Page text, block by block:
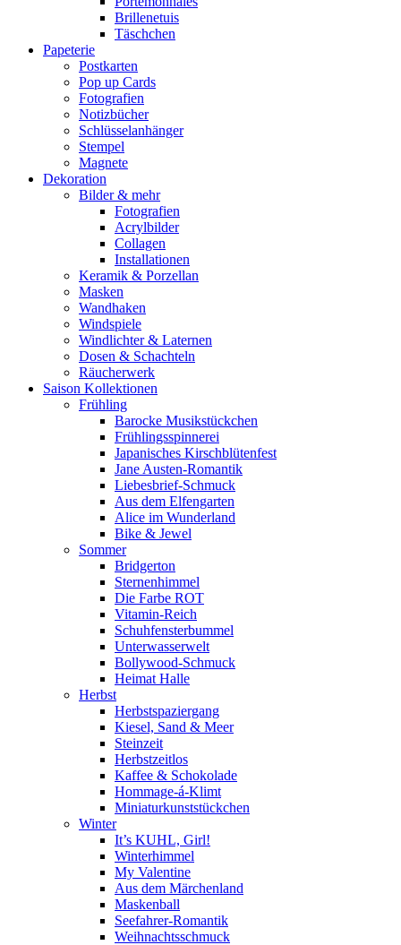
Brillenetuis
Täschchen
Papeterie
Postkarten
Pop up Cards
Fotografien
Notizbücher
Schlüsselanhänger
Stempel
Magnete
Dekoration
Bilder & mehr
Fotografien
Acrylbilder
Collagen
Installationen
Keramik & Porzellan
Masken
Wandhaken
Windspiele
Windlichter & Laternen
Dosen & Schachteln
Räucherwerk
Saison Kollektionen
Frühling
Barocke Musikstückchen
Frühlingsspinnerei
Japanisches Kirschblütenfest
Jane Austen-Romantik
Liebesbrief-Schmuck
Aus dem Elfengarten
Alice im Wunderland
Bike & Jewel
Sommer
Bridgerton
Sternenhimmel
Die Farbe ROT
Vitamin-Reich
Schuhfensterbummel
Unterwasserwelt
Bollywood-Schmuck
Heimat Halle
Herbst
Herbstspaziergang
Kiesel, Sand & Meer
Steinzeit
Herbstzeitlos
Kaffee & Schokolade
Hommage-á-Klimt
Miniaturkunststückchen
Winter
It’s KUHL, Girl!
Winterhimmel
My Valentine
Aus dem Märchenland
Maskenball
Seefahrer-Romantik
Weihnachtsschmuck